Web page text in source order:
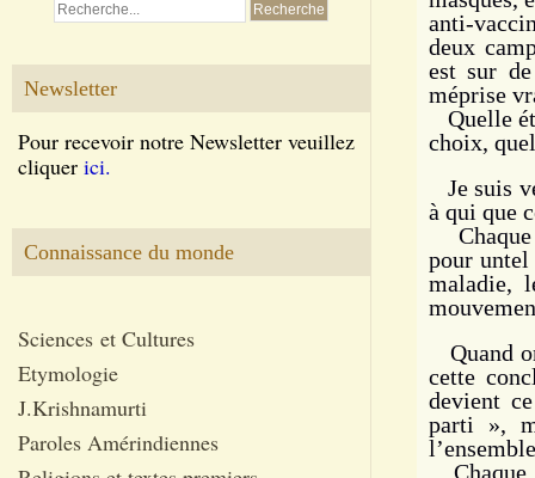
Newsletter
Pour recevoir notre Newsletter veuillez
cliquer ici.
Connaissance du monde
Sciences et Cultures
Etymologie
J.Krishnamurti
Paroles Amérindiennes
anti-
deux
est sur
méprise
Quelle
choix,
Je suis
à qui que
Chaque
pour untel
maladie,
Quand
cette
devient
parti »,
Chaque